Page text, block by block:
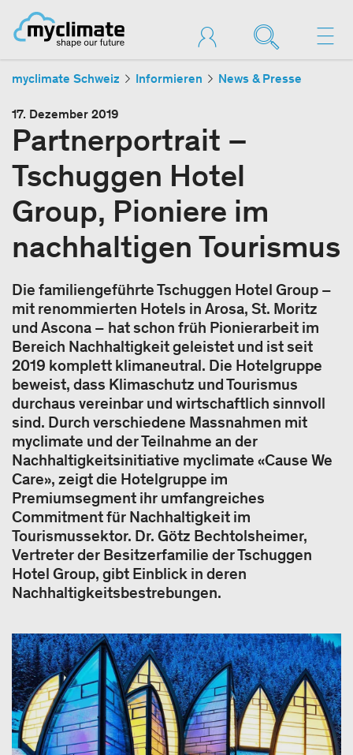
myclimate Schweiz Informieren News & Presse
17. Dezember 2019
Partnerportrait –
Tschuggen Hotel
Group, Pioniere im
nachhaltigen Tourismus
Die familiengeführte Tschuggen Hotel Group –
mit renommierten Hotels in Arosa, St. Moritz
und Ascona – hat schon früh Pionierarbeit im
Bereich Nachhaltigkeit geleistet und ist seit
2019 komplett klimaneutral. Die Hotelgruppe
beweist, dass Klimaschutz und Tourismus
durchaus vereinbar und wirtschaftlich sinnvoll
sind. Durch verschiedene Massnahmen mit
myclimate und der Teilnahme an der
Nachhaltigkeitsinitiative myclimate «Cause We
Care», zeigt die Hotelgruppe im
Premiumsegment ihr umfangreiches
Commitment für Nachhaltigkeit im
Tourismussektor. Dr. Götz Bechtolsheimer,
Vertreter der Besitzerfamilie der Tschuggen
Hotel Group, gibt Einblick in deren
Nachhaltigkeitsbestrebungen.